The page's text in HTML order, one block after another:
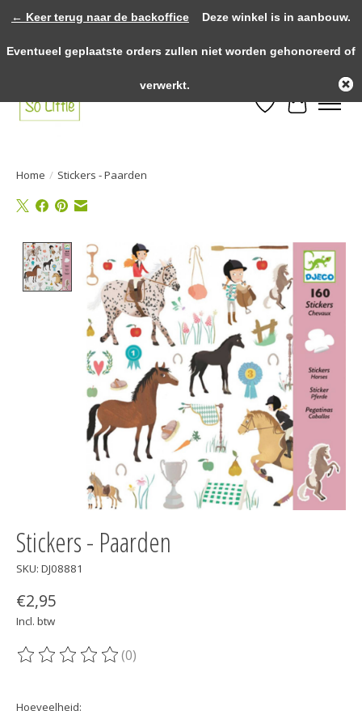
vanaf €75,- binnen NL! >>>> Fysieke winkel in Heythuysen!
Verlanglijst
Home / Stickers - Paarden
Product image slideshow Items
Stickers - Paarden
SKU: DJ08881
€2,95
Incl. btw
De beoordeling van dit product is
(0)
Hoeveelheid:
← Keer terug naar de backoffice Deze winkel is in aanbouw.
Eventueel geplaatste orders zullen niet worden gehonoreerd of
verwerkt.